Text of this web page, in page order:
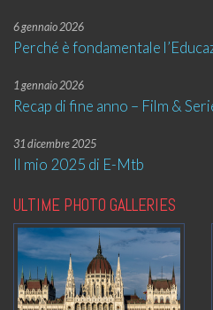
6 gennaio 2026
Perché è fondamentale
1 gennaio 2026
Recap di fine anno – Film &
31 dicembre 2025
Il mio 2025 di E-Mtb
ULTIME PHOTO GALLERIES